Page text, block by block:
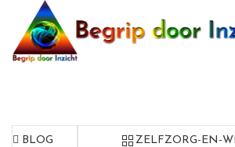
BLOG ZELFZORG-EN-